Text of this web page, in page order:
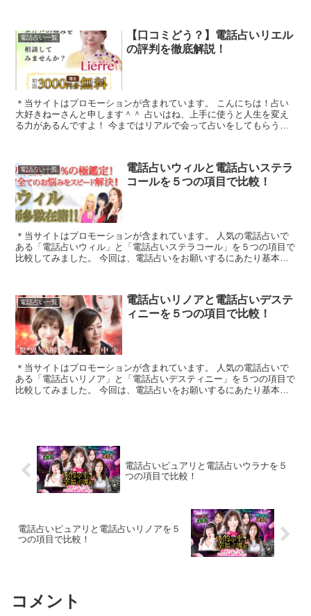
電話占い一覧
【口コミどう？】電話占いリエル
の評判を徹底解説！
＊当サイトはプロモーションが含まれています。 こんにちは！占い
大好きねーさんと申します＾＾ 占いはね、上手に使うと人生を変え
る力があるんですよ！ 今まではリアルで会って占いをしてもらうの
電話占い一覧
電話占いウィルと電話占いステラ
コールを５つの項目で比較！
＊当サイトはプロモーションが含まれています。 人気の電話占いで
ある「電話占いウィル」と「電話占いステラコール」を５つの項目で
比較してみました。 今回は、電話占いをお願いするにあたり基本と
電話占い一覧
電話占いリノアと電話占いデステ
ィニーを５つの項目で比較！
＊当サイトはプロモーションが含まれています。 人気の電話占いで
ある「電話占いリノア」と「電話占いデスティニー」を５つの項目で
比較してみました。 今回は、電話占いをお願いするにあたり基本と
電話占いピュアリと電話占いウラナを５
つの項目で比較！
電話占いピュアリと電話占いリノアを５
つの項目で比較！
コメント